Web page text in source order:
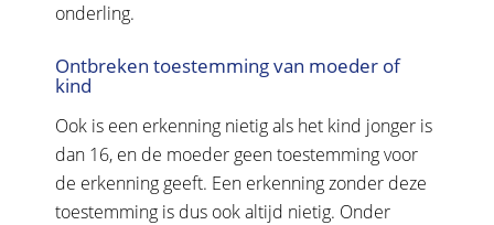
onderling.
Ontbreken toestemming van moeder of
kind
Ook is een erkenning nietig als het kind jonger is
dan 16, en de moeder geen toestemming voor
de erkenning geeft. Een erkenning zonder deze
toestemming is dus ook altijd nietig. Onder